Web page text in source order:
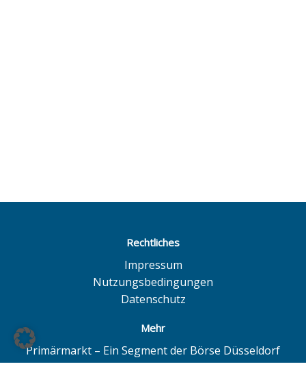
Rechtliches
Impressum
Nutzungsbedingungen
Datenschutz
Mehr
Primärmarkt – Ein Segment der Börse Düsseldorf
Quotrix – Ein System der Börse Düsseldorf